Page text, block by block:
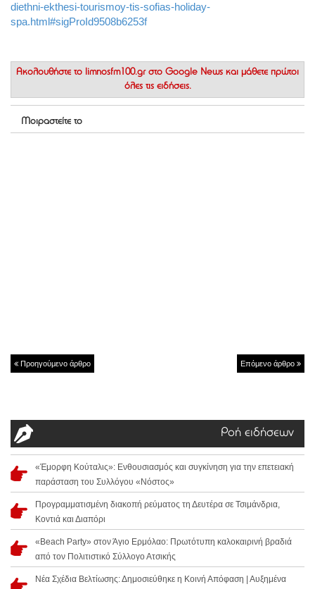
diethni-ekthesi-tourismoy-tis-sofias-holiday-
spa.html#sigProId9508b6253f
Ακολουθήστε το limnosfm100.gr στο Google News και μάθετε πρώτοι
όλες τις ειδήσεις.
Μοιραστείτε το
Προηγούμενο άρθρο Επόμενο άρθρο
Ροή ειδήσεων
«Έμορφη Κούταλις»: Ενθουσιασμός και συγκίνηση για την επετειακή
παράσταση του Συλλόγου «Νόστος»
Προγραμματισμένη διακοπή ρεύματος τη Δευτέρα σε Τσιμάνδρια,
Κοντιά και Διαπόρι
«Beach Party» στον Άγιο Ερμόλαο: Πρωτότυπη καλοκαιρινή βραδιά
από τον Πολιτιστικό Σύλλογο Ατσικής
Νέα Σχέδια Βελτίωσης: Δημοσιεύθηκε η Κοινή Απόφαση | Αυξημένα